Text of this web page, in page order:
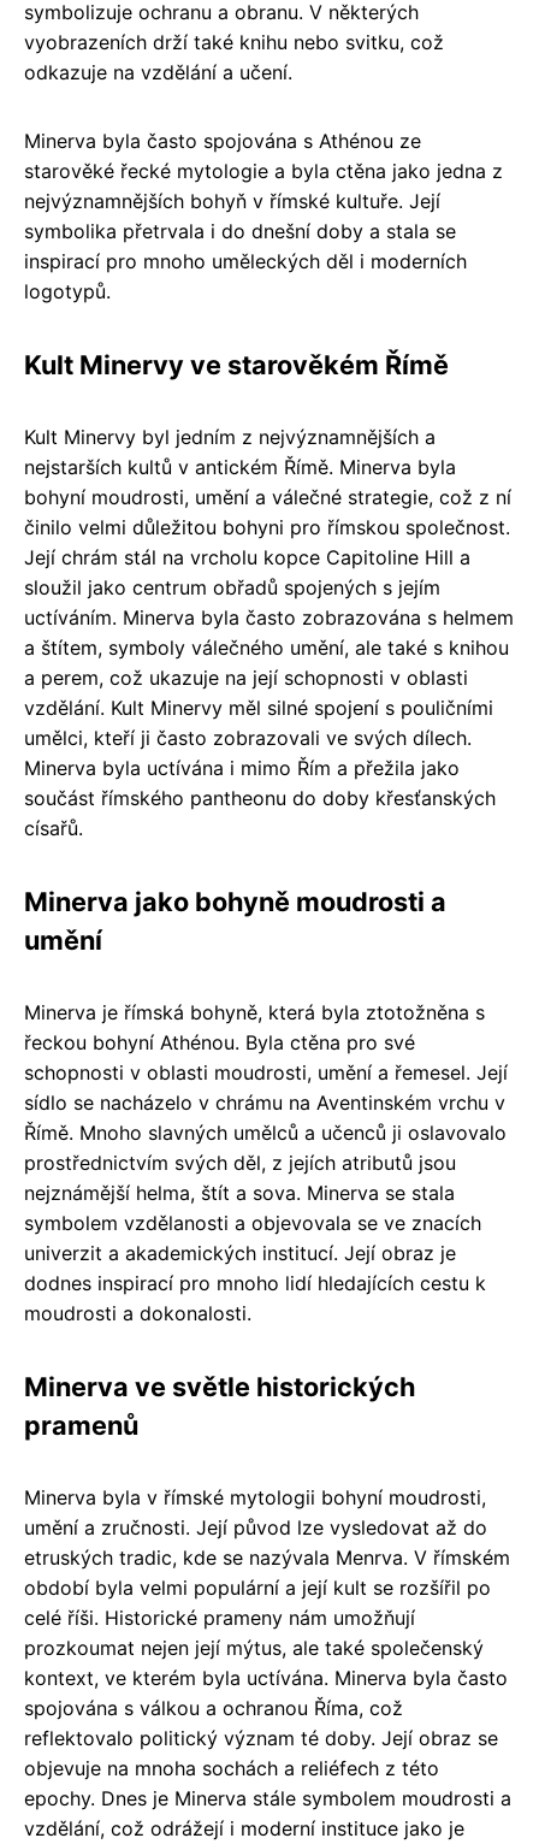
symbolizuje ochranu a obranu. V některých
vyobrazeních drží také knihu nebo svitku, což
odkazuje na vzdělání a učení.
Minerva byla často spojována s Athénou ze
starověké řecké mytologie a byla ctěna jako jedna z
nejvýznamnějších bohyň v římské kultuře. Její
symbolika přetrvala i do dnešní doby a stala se
inspirací pro mnoho uměleckých děl i moderních
logotypů.
Kult Minervy ve starověkém Římě
Kult Minervy byl jedním z nejvýznamnějších a
nejstarších kultů v antickém Římě. Minerva byla
bohyní moudrosti, umění a válečné strategie, což z ní
činilo velmi důležitou bohyni pro římskou společnost.
Její chrám stál na vrcholu kopce Capitoline Hill a
sloužil jako centrum obřadů spojených s jejím
uctíváním. Minerva byla často zobrazována s helmem
a štítem, symboly válečného umění, ale také s knihou
a perem, což ukazuje na její schopnosti v oblasti
vzdělání. Kult Minervy měl silné spojení s pouličními
umělci, kteří ji často zobrazovali ve svých dílech.
Minerva byla uctívána i mimo Řím a přežila jako
součást římského pantheonu do doby křesťanských
císařů.
Minerva jako bohyně moudrosti a
umění
Minerva je římská bohyně, která byla ztotožněna s
řeckou bohyní Athénou. Byla ctěna pro své
schopnosti v oblasti moudrosti, umění a řemesel. Její
sídlo se nacházelo v chrámu na Aventinském vrchu v
Římě. Mnoho slavných umělců a učenců ji oslavovalo
prostřednictvím svých děl, z jejích atributů jsou
nejznámější helma, štít a sova. Minerva se stala
symbolem vzdělanosti a objevovala se ve znacích
univerzit a akademických institucí. Její obraz je
dodnes inspirací pro mnoho lidí hledajících cestu k
moudrosti a dokonalosti.
Minerva ve světle historických
pramenů
Minerva byla v římské mytologii bohyní moudrosti,
umění a zručnosti. Její původ lze vysledovat až do
etruských tradic, kde se nazývala Menrva. V římském
období byla velmi populární a její kult se rozšířil po
celé říši. Historické prameny nám umožňují
prozkoumat nejen její mýtus, ale také společenský
kontext, ve kterém byla uctívána. Minerva byla často
spojována s válkou a ochranou Říma, což
reflektovalo politický význam té doby. Její obraz se
objevuje na mnoha sochách a reliéfech z této
epochy. Dnes je Minerva stále symbolem moudrosti a
vzdělání, což odrážejí i moderní instituce jako je